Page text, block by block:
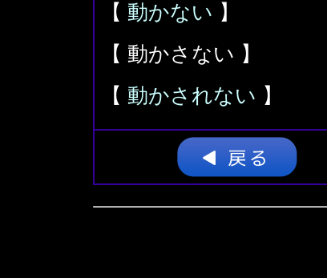
【 動かない 】
【 動かさない 】
【 動かされない 】